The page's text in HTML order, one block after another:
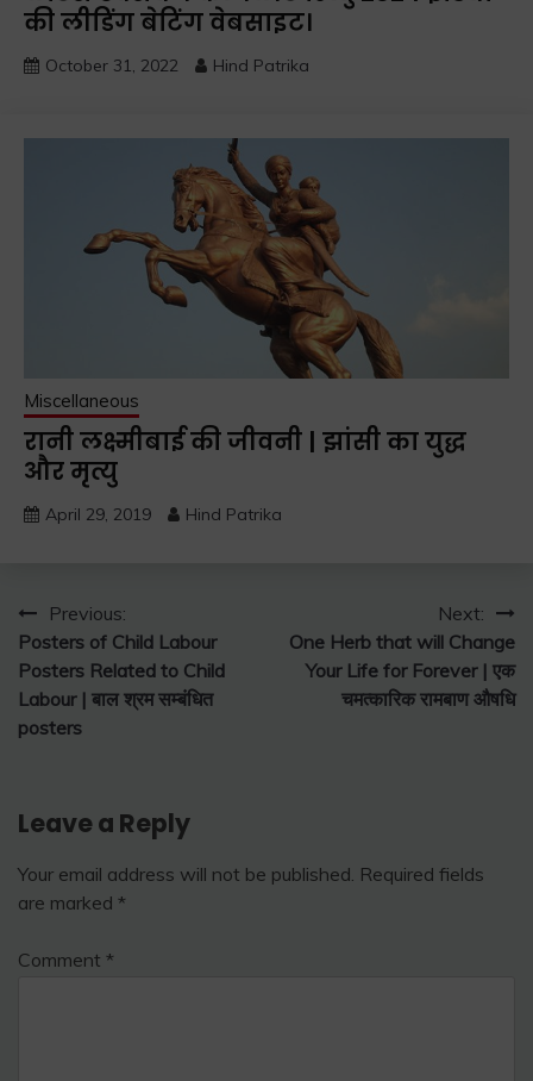
की लीडिंग बेटिंग वेबसाइट।
October 31, 2022 Hind Patrika
Miscellaneous
रानी लक्ष्मीबाई की जीवनी | झांसी का युद्ध
और मृत्यु
April 29, 2019 Hind Patrika
Post
navigation
Previous:
Posters of Child Labour
Posters Related to Child
Labour | बाल श्रम सम्बंधित
posters
Next:
One Herb that will Change
Your Life for Forever | एक
चमत्कारिक रामबाण औषधि
Leave a Reply
Your email address will not be published. Required fields
are marked *
Comment *